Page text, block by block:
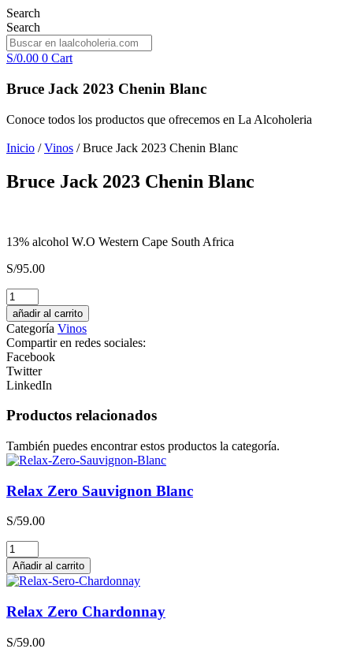
Search
Search
S/0.00 0 Cart
Bruce Jack 2023 Chenin Blanc
Conoce todos los productos que ofrecemos en La Alcoholeria
Inicio /Vinos / Bruce Jack 2023 Chenin Blanc
Bruce Jack 2023 Chenin Blanc
13% alcohol W.O Western Cape South Africa
S/95.00
Finca
Rotondo
2022
Malbec
Merlot
Cabernet
Sauvignon
cantidad
añadir al carrito
Categoría Vinos
Compartir en redes sociales:
Facebook
Twitter
LinkedIn
Productos relacionados
También puedes encontrar estos productos la categoría.
Relax Zero Sauvignon Blanc
S/59.00
Relax
Zero
Sauvignon
Blanc
cantidad
Añadir al carrito
Relax Zero Chardonnay
S/59.00